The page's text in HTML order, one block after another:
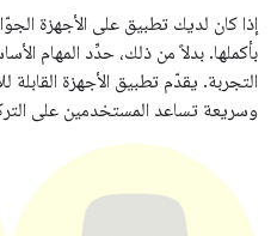
إذا كان لديك تطبيق على الأجهزة
بأكملها. بدلاً من ذلك، حدِّد المهام
التجربة. يقدّم تطبيق الأجهزة القابلة
وسريعة تساعد المستخدمين على